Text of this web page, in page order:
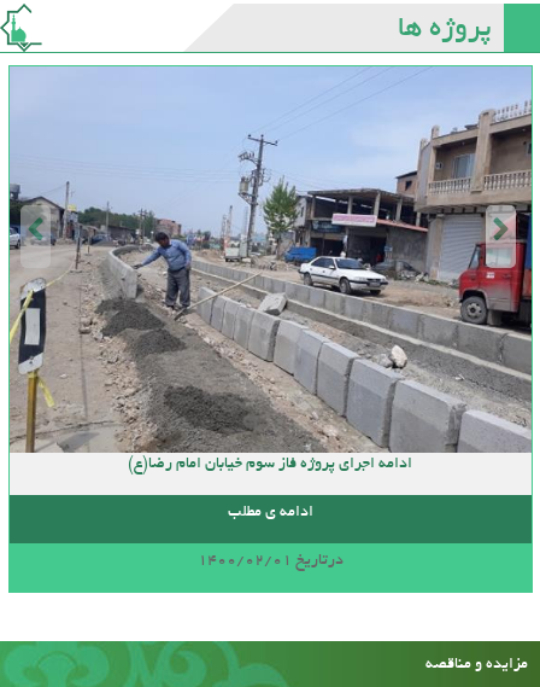
پروژه ها
ادامه اجرای پروژه فاز سوم خیابان امام رضا(ع)
ادامه ی مطلب
درتاریخ 1400/02/01
مزایده و مناقصه